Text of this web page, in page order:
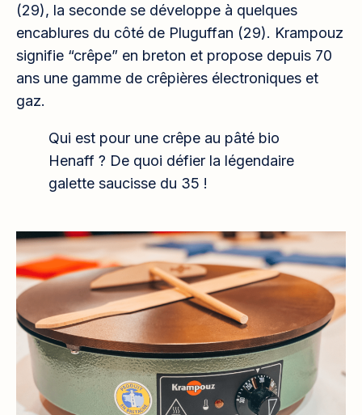
(29), la seconde se développe à quelques
encablures du côté de Pluguffan (29). Krampouz
signifie “crêpe” en breton et propose depuis 70
ans une gamme de crêpières électroniques et
gaz.
Qui est pour une crêpe au pâté bio
Henaff ? De quoi défier la légendaire
galette saucisse du 35 !